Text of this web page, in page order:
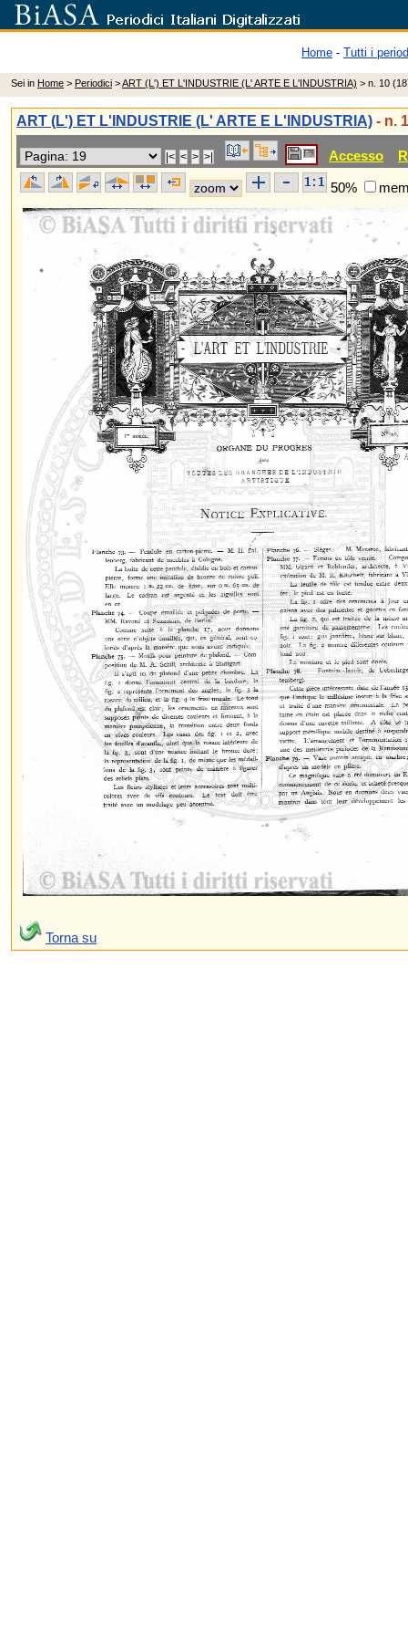
Home - Tutti i
Sei in Home > Periodici >ART (L') ET L'INDUSTRIE (L' ARTE E L'INDUSTRIA) > n. 10
ART (L') ET L'INDUSTRIE (L' ARTE E L'INDUSTRIA) - n.
Accesso
50%
Torna su